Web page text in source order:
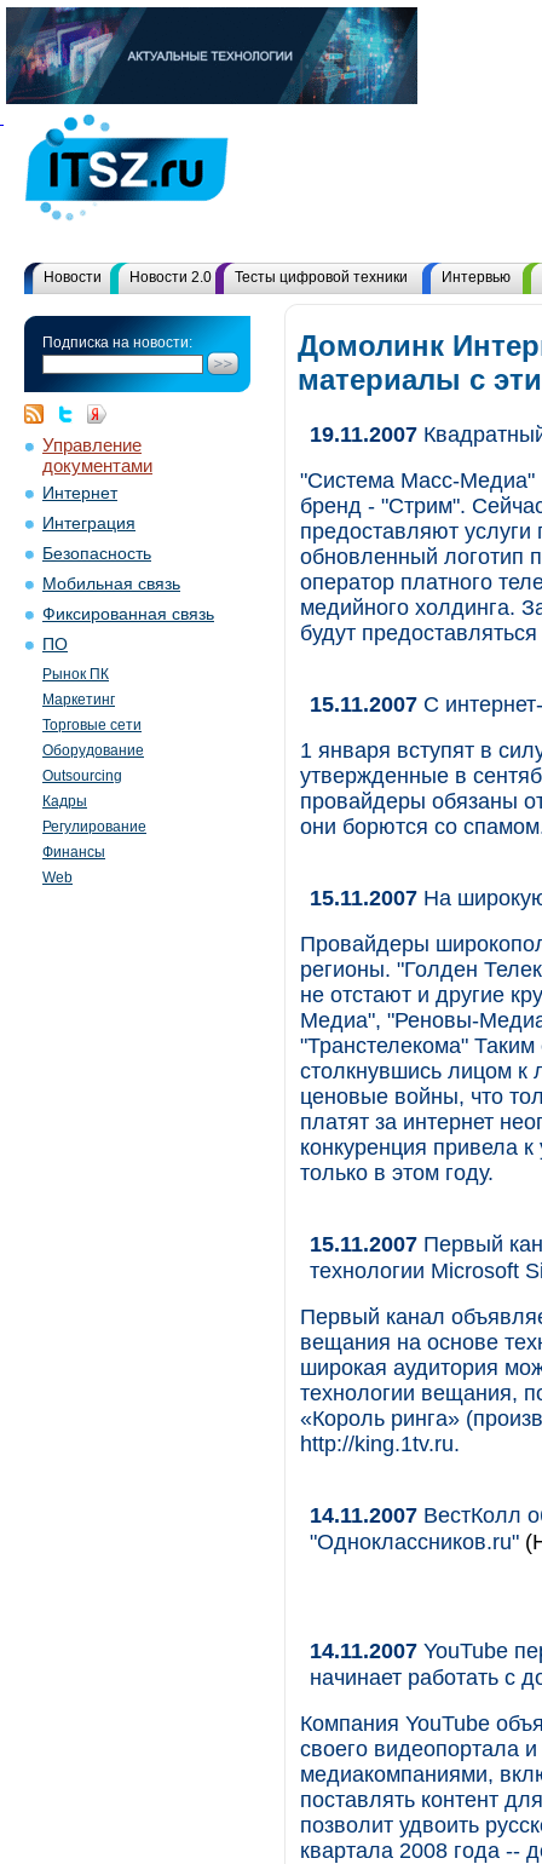
Новости Новости 2.0 Тесты цифровой техники Интервью
Подписка на новости:
Управление
документами
Интернет
Интеграция
Безопасность
Мобильная связь
Фиксированная связь
ПО
Рынок ПК
Маркетинг
Торговые сети
Оборудование
Outsourcing
Кадры
Регулирование
Финансы
Web
Домолинк
материалы с
19.11.2007
"Система Масс-
бренд - "Стрим".
предоставляют
обновленный логотип
оператор платного
медийного холдинга.
будут
15.11.2007 С
1 января вступят в
утвержденные в
провайдеры обязаны
они борются со
15.11.2007 На
Провайдеры
регионы. "Голден
не отстают и другие
Медиа", "Реновы-
"Транстелекома"
столкнувшись лицом к
ценовые войны, что
платят за интернет
конкуренция привела
только в этом году.
15.11.2007 Первый
технологии Microsoft
Первый канал
вещания на основе
широкая аудитория
технологии вещания,
«Король ринга»
http://king.1tv.ru.
14.11.2007 ВестКолл
"Одноклассников.ru"
14.11.2007 YouTube
начинает работать с
Компания YouTube
своего видеопортала
медиакомпаниями,
поставлять контент
позволит удвоить
квартала 2008 года --